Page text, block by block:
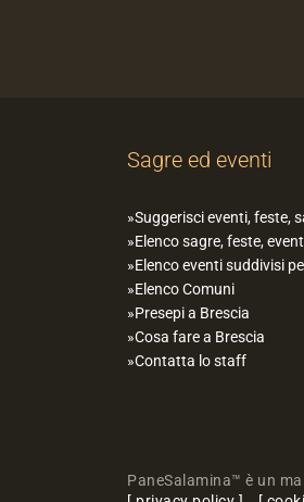
Sagre ed eventi
Suggerisci eventi, feste,
Elenco sagre, feste,
Elenco eventi suddivisi
Elenco Comuni
Presepi a Brescia
Cosa fare a Brescia
Contatta lo staff
PaneSalamina™ è un